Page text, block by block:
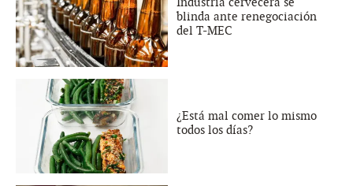
blinda ante renegociación
del T-MEC
¿Está mal comer lo mismo
todos los días?